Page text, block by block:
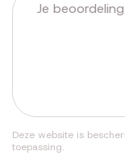
Deze website is
toepassing.